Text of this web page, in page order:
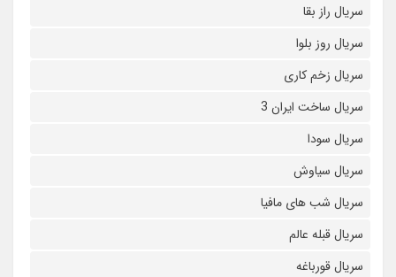
سریال راز بقا
سریال روز بلوا
سریال زخم کاری
سریال ساخت ایران 3
سریال سودا
سریال سیاوش
سریال شب های مافیا
سریال قبله عالم
سریال قورباغه